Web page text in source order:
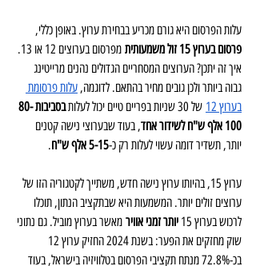
עלות הפרסום היא גורם מכריע בבחירת ערוץ. באופן כללי,
פרסום בערוץ 15 זול משמעותית
מפרסום בערוצים 12 או 13.
איך זה יתכן? הערוצים המסחריים הגדולים נהנים מרייטינג
גבוה ביותר ולכן גובים מחיר בהתאם. לדוגמה, עלות פרסומת
בערוץ 12
של 30 שניות בפריים טיים יכול לעלות
בסביבות 80-
100 אלף ש"ח לשידור אחד
, בעוד שבערוצי נישה קטנים
יותר, תשדיר דומה עשוי לעלות רק כ-5-15 אלף ש"ח .
ערוץ 15, בהיותו ערוץ נישה חדש, משתייך לקטגוריה הזו של
ערוצים זולים יותר. המשמעות היא שבתקציב הנתון, תוכלו
לרכוש בערוץ 15
יותר זמני אוויר מאשר בערוץ מוביל. גם נתוני
בכ-72.8% מנתח תקציבי הפרסום בטלוויזיה בישראל, בעוד